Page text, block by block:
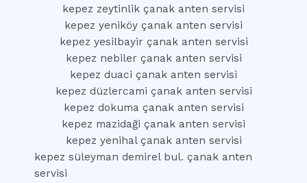
kepez zeytinlik çanak anten servisi
kepez yeniköy çanak anten servisi
kepez yesilbayir çanak anten servisi
kepez nebiler çanak anten servisi
kepez duaci çanak anten servisi
kepez düzlercami çanak anten servisi
kepez dokuma çanak anten servisi
kepez mazidaği çanak anten servisi
kepez yenihal çanak anten servisi
kepez süleyman demirel bul. çanak anten
servisi